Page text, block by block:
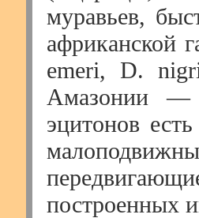
муравьев,
африканской
emeri, D.
Амазонии —
эцитонов
построенных